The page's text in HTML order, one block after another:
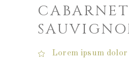
CABARNET
Lorem ipsum